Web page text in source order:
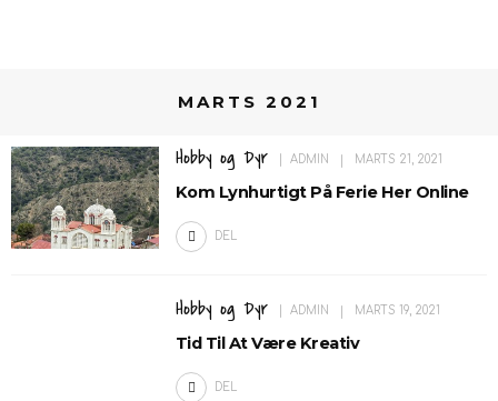
MARTS 2021
Hobby og Dyr ADMIN MARTS 21, 2021
Kom Lynhurtigt På Ferie Her Online
DEL
Hobby og Dyr ADMIN MARTS 19, 2021
Tid Til At Være Kreativ
DEL